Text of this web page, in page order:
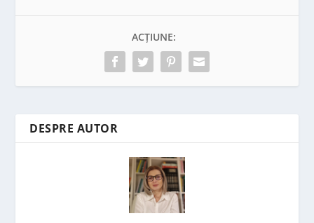
ACȚIUNE:
DESPRE AUTOR